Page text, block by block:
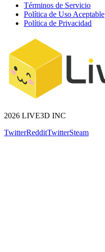
Términos de Servicio
Política de Uso Aceptable
Política de Privacidad
2026 LIVE3D INC
TwitterRedditTwitterSteam